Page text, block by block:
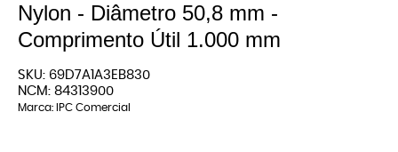
Nylon - Diâmetro 50,8 mm -
Comprimento Útil 1.000 mm
SKU: 69D7A1A3EB830
NCM: 84313900
Marca: IPC Comercial